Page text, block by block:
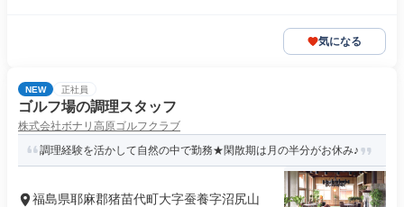
気になる
NEW 正社員
ゴルフ場の調理スタッフ
株式会社ボナリ高原ゴルフクラブ
調理経験を活かして自然の中で勤務★閑散期は月の半分がお休み♪
福島県耶麻郡猪苗代町大字蚕養字沼尻山